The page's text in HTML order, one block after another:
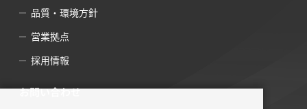
品質・環境方針
営業拠点
採用情報
お問い合わせ